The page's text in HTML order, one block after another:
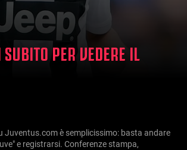
PER VEDERE IL
Juventus.com è semplicissimo: basta andare
e registrarsi. Conferenze stampa,